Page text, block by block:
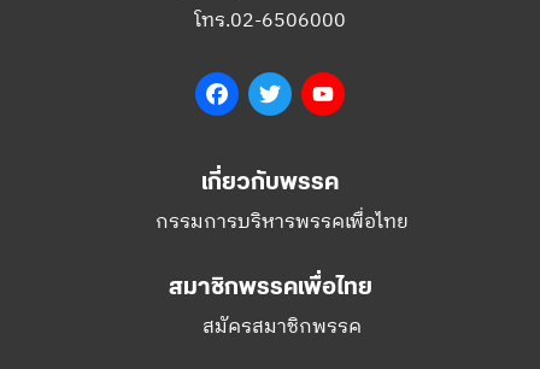
โทร.02-6506000
FacebookTwitter
เกี่ยวกับพรรค
กรรมการบริหารพรรคเพื่อไทย
สมาชิกพรรคเพื่อไทย
สมัครสมาชิกพรรค